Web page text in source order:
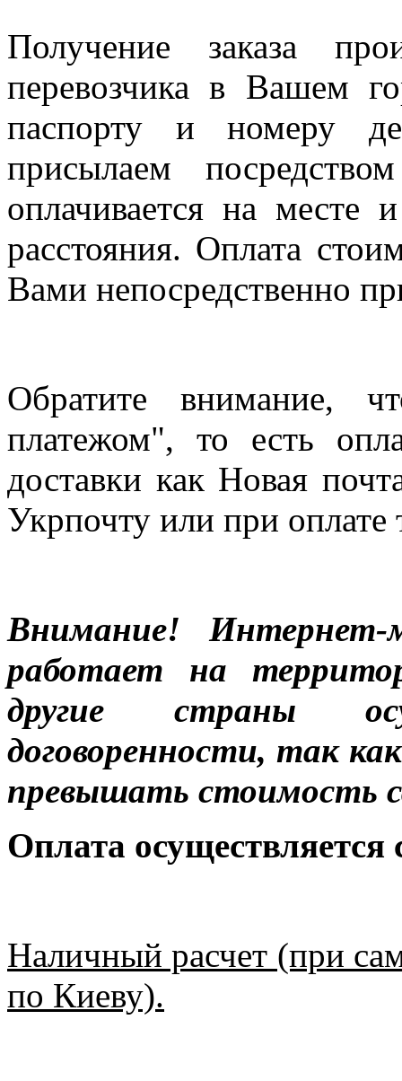
Получение заказа
перевозчика в Вашем
паспорту и номеру
присылаем
оплачивается на месте
расстояния. Оплата
Вами непосредственно
Обратите внимание,
платежом", то есть
доставки как Новая
Укрпочту или при оплате
Внимание! Интернет-
работает на
другие страны
договоренности, так
превышать стоимость
Оплата
Наличный расчет (при
по Киеву).